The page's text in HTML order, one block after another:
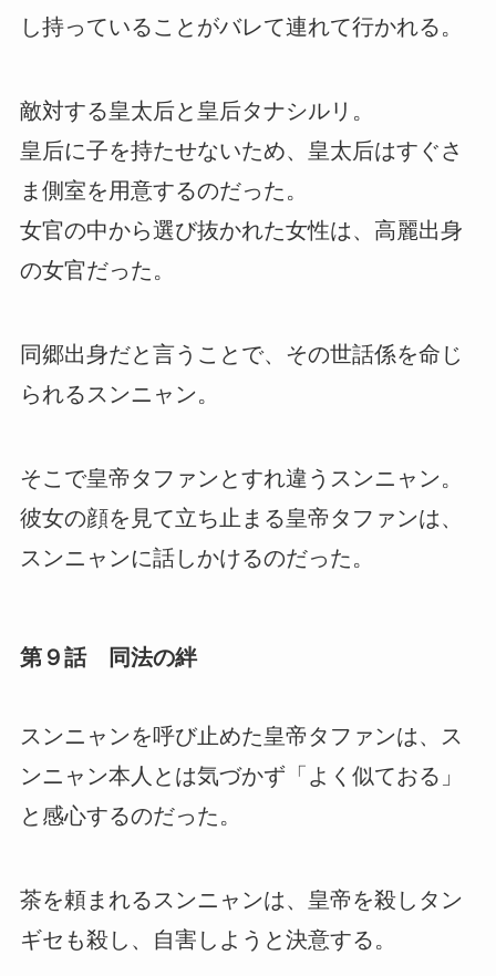
し持っていることがバレて連れて行かれる。
敵対する皇太后と皇后タナシルリ。
皇后に子を持たせないため、皇太后はすぐさ
ま側室を用意するのだった。
女官の中から選び抜かれた女性は、高麗出身
の女官だった。
同郷出身だと言うことで、その世話係を命じ
られるスンニャン。
そこで皇帝タファンとすれ違うスンニャン。
彼女の顔を見て立ち止まる皇帝タファンは、
スンニャンに話しかけるのだった。
第９話 同法の絆
スンニャンを呼び止めた皇帝タファンは、ス
ンニャン本人とは気づかず「よく似ておる」
と感心するのだった。
茶を頼まれるスンニャンは、皇帝を殺しタン
ギセも殺し、自害しようと決意する。